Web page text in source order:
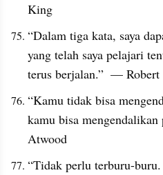
King
“Dalam tiga kata, saya
yang telah saya pelajari
terus berjalan.”  — Robert
“Kamu tidak bisa
kamu bisa
Atwood
“Tidak perlu terburu-